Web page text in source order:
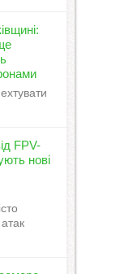
FPV-
нові